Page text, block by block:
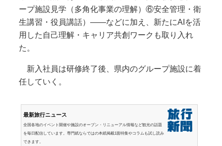
ープ施設見学（多角化事業の理解）⑥安全管理・衛
生講習・役員講話）――などに加え、新たにAIを活
用した自己理解・キャリア共創ワークも取り入れ
た。
新入社員は研修終了後、県内のグループ施設に着
任していく。
最新旅行ニュース
全国各地のイベント開催や施設のオープン・リニューアル情報など観光の話題
を毎日配信しています。専門紙ならではの本紙掲載1面特集やコラムも試し読み
できます。